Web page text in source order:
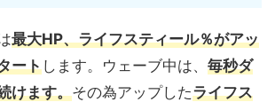
最大HP、ライフスティール％がアッ
ートします。ウェーブ中は、 毎秒ダ
けます。その為アップしたライフス